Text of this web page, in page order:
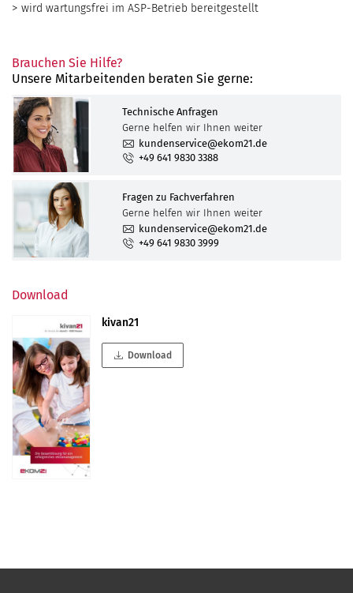
wird wartungsfrei im ASP-Betrieb bereitgestellt
Brauchen Sie Hilfe?
Unsere Mitarbeitenden beraten Sie gerne:
Technische Anfragen
Gerne helfen wir Ihnen weiter
kundenservice@ekom21.de
+49 641 9830 3388
Fragen zu Fachverfahren
Gerne helfen wir Ihnen weiter
kundenservice@ekom21.de
+49 641 9830 3999
Download
kivan21
Download